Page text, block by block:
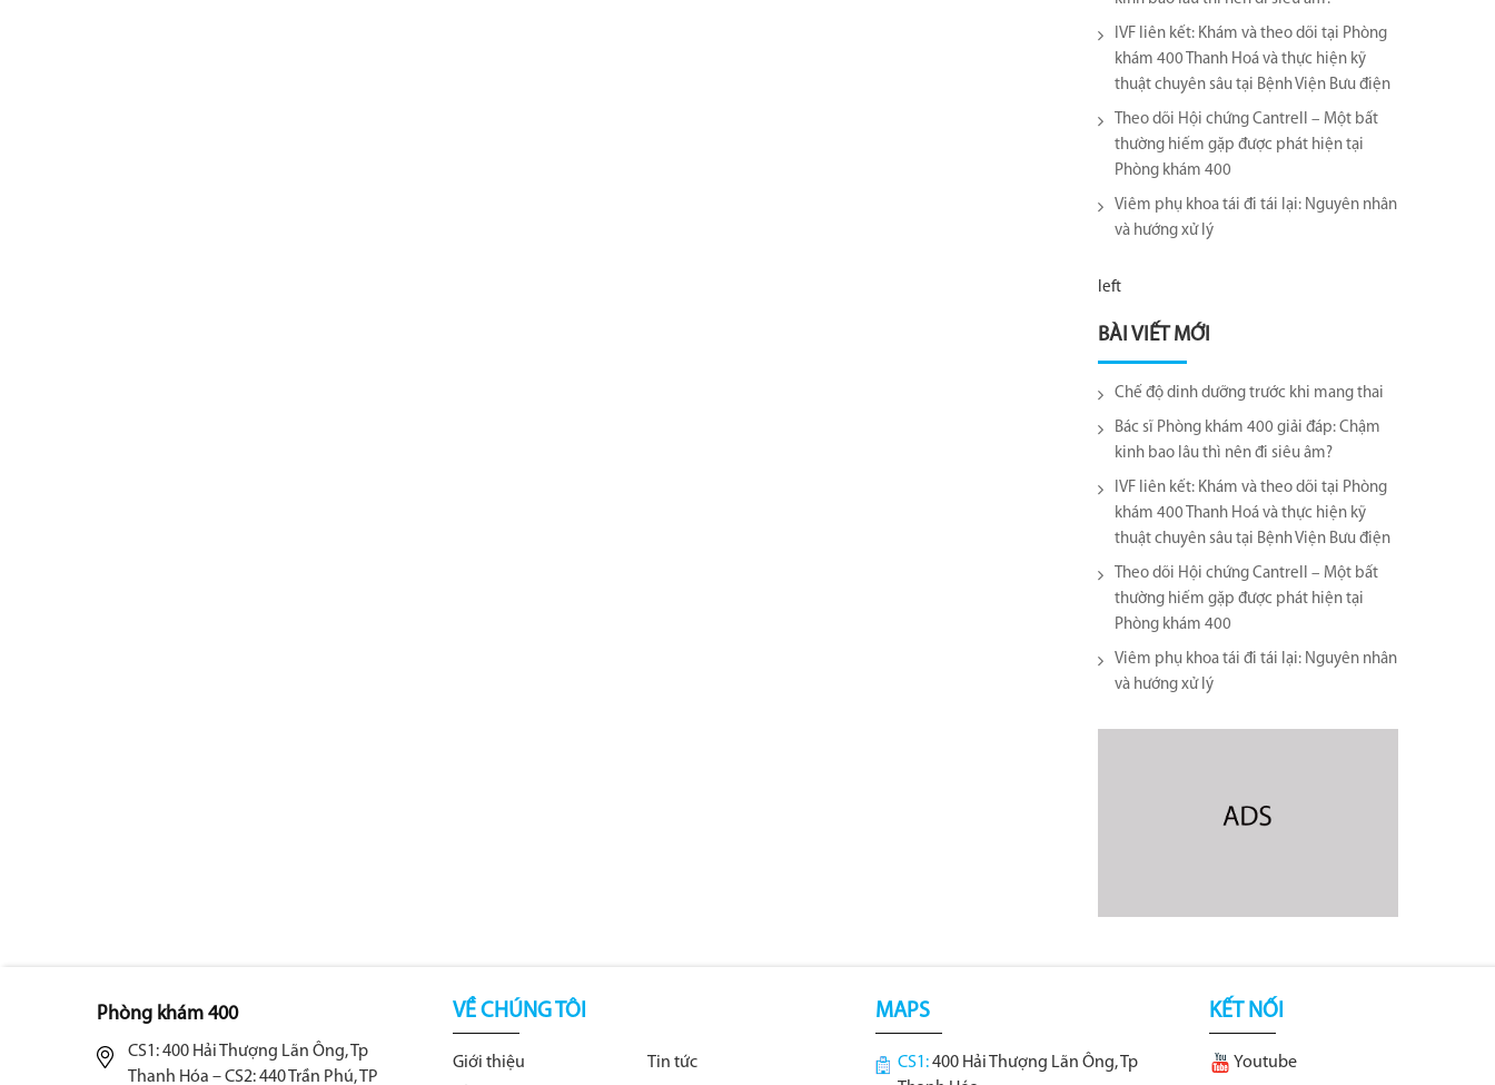
IVF liên kết: Khám và theo dõi tại Phòng
khám 400 Thanh Hoá và thực hiện kỹ
thuật chuyên sâu tại Bệnh Viện Bưu điện
Theo dõi Hội chứng Cantrell – Một bất
thường hiếm gặp được phát hiện tại
Phòng khám 400
Viêm phụ khoa tái đi tái lại​: Nguyên nhân
và hướng xử lý
left
BÀI VIẾT MỚI
Chế độ dinh dưỡng trước khi mang thai
Bác sĩ Phòng khám 400 giải đáp: Chậm
kinh bao lâu thì nên đi siêu âm?
IVF liên kết: Khám và theo dõi tại Phòng
khám 400 Thanh Hoá và thực hiện kỹ
thuật chuyên sâu tại Bệnh Viện Bưu điện
Theo dõi Hội chứng Cantrell – Một bất
thường hiếm gặp được phát hiện tại
Phòng khám 400
Viêm phụ khoa tái đi tái lại​: Nguyên nhân
và hướng xử lý
Phòng khám 400
CS1: 400 Hải Thượng Lãn Ông, Tp
Thanh Hóa – CS2: 440 Trần Phú, TP
VỀ CHÚNG TÔI
Giới thiệu
Tin tức
MAPS
CS1:400 Hải Thượng Lãn Ông, Tp
KẾT NỐI
Youtube